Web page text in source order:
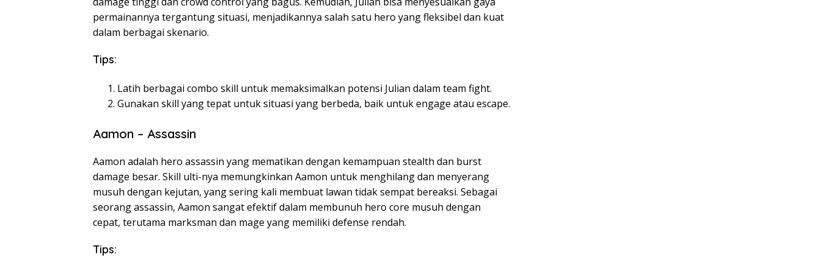
permainannya tergantung situasi, menjadikannya salah satu hero yang fleksibel dan kuat
dalam berbagai skenario.
Tips:
Latih berbagai combo skill untuk memaksimalkan potensi Julian dalam team fight.
Gunakan skill yang tepat untuk situasi yang berbeda, baik untuk engage atau escape.
Aamon – Assassin
Aamon adalah hero assassin yang mematikan dengan kemampuan stealth dan burst
damage besar. Skill ulti-nya memungkinkan Aamon untuk menghilang dan menyerang
musuh dengan kejutan, yang sering kali membuat lawan tidak sempat bereaksi. Sebagai
seorang assassin, Aamon sangat efektif dalam membunuh hero core musuh dengan
cepat, terutama marksman dan mage yang memiliki defense rendah.
Tips: